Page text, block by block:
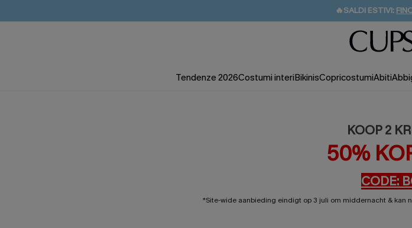
🔥SALDI ESTIVI:
🚚SPEDIZIONE
💌REGALO PER I
Tendenze 2026Costumi interiBikinisCopricostumiAbiti
KOOP 2
50%
CODE:
*Site-wide aanbieding eindigt op 3 juli om middernacht & kan